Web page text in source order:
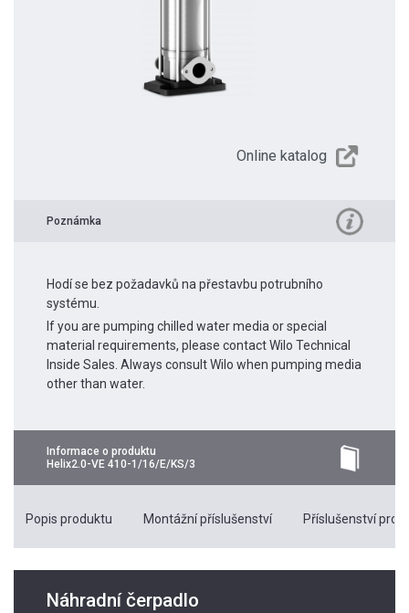
Online katalog
Poznámka
Hodí se bez požadavků na přestavbu potrubního
systému.
If you are pumping chilled water media or special
material requirements, please contact Wilo Technical
Inside Sales. Always consult Wilo when pumping media
other than water.
Informace o produktu
Helix2.0-VE 410-1/16/E/KS/3
Popis produktu Montážní příslušenství Příslušenství pro
Náhradní čerpadlo